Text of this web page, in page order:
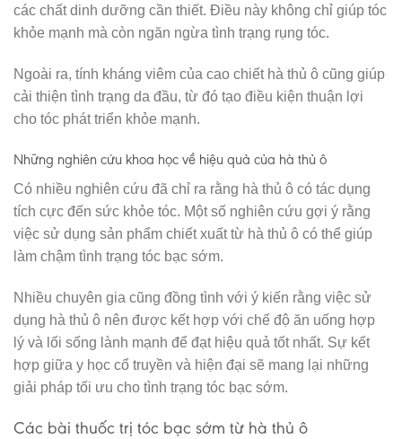
các chất dinh dưỡng cần thiết. Điều này không chỉ giúp tóc
khỏe mạnh mà còn ngăn ngừa tình trạng rụng tóc.
Ngoài ra, tính kháng viêm của cao chiết hà thủ ô cũng giúp
cải thiện tình trạng da đầu, từ đó tạo điều kiện thuận lợi
cho tóc phát triển khỏe mạnh.
Những nghiên cứu khoa học về hiệu quả của hà thủ ô
Có nhiều nghiên cứu đã chỉ ra rằng hà thủ ô có tác dụng
tích cực đến sức khỏe tóc. Một số nghiên cứu gợi ý rằng
việc sử dụng sản phẩm chiết xuất từ hà thủ ô có thể giúp
làm chậm tình trạng tóc bạc sớm.
Nhiều chuyên gia cũng đồng tình với ý kiến rằng việc sử
dụng hà thủ ô nên được kết hợp với chế độ ăn uống hợp
lý và lối sống lành mạnh để đạt hiệu quả tốt nhất. Sự kết
hợp giữa y học cổ truyền và hiện đại sẽ mang lại những
giải pháp tối ưu cho tình trạng tóc bạc sớm.
Các bài thuốc trị tóc bạc sớm từ hà thủ ô